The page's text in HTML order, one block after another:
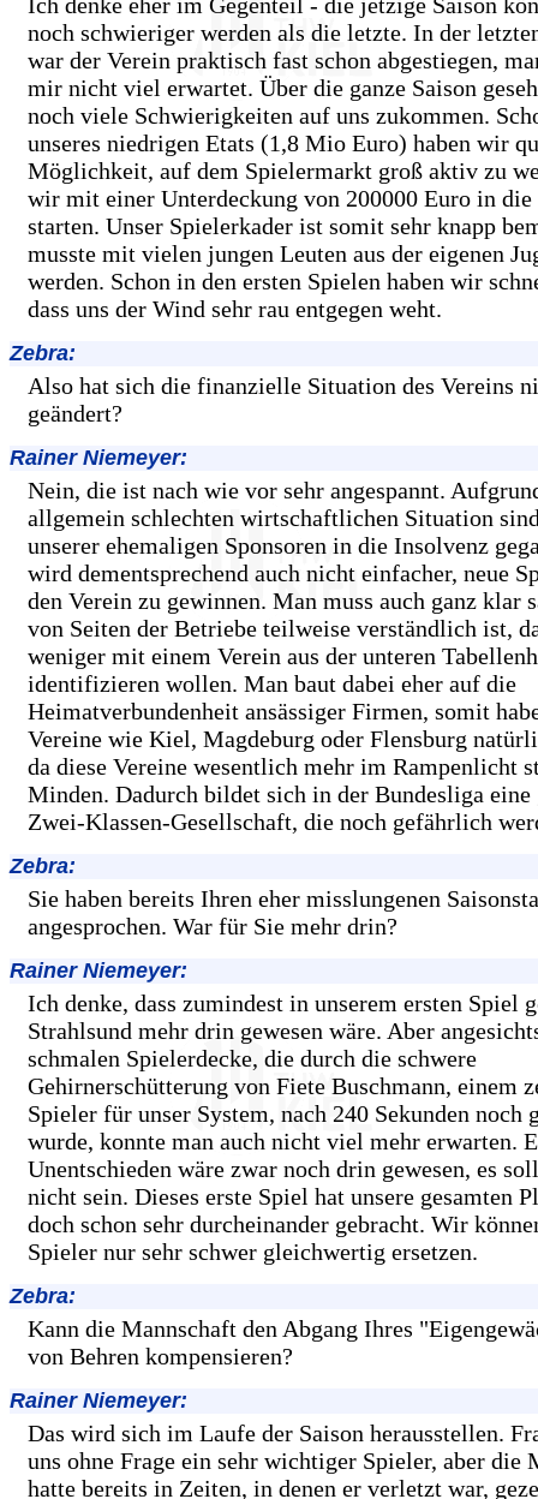
noch schwieriger werden als die letzte. In der
war der Verein praktisch fast schon abgestiegen,
mir nicht viel erwartet. Über die ganze Saison
noch viele Schwierigkeiten auf uns zukommen.
unseres niedrigen Etats (1,8 Mio Euro) haben wir
Möglichkeit, auf dem Spielermarkt groß aktiv zu
wir mit einer Unterdeckung von 200000 Euro in die
starten. Unser Spielerkader ist somit sehr knapp
musste mit vielen jungen Leuten aus der eigenen
werden. Schon in den ersten Spielen haben wir
dass uns der Wind sehr rau entgegen weht.
Zebra:
Also hat sich die finanzielle Situation des Vereins
geändert?
Rainer Niemeyer:
Nein, die ist nach wie vor sehr angespannt.
allgemein schlechten wirtschaftlichen Situation
unserer ehemaligen Sponsoren in die Insolvenz
wird dementsprechend auch nicht einfacher, neue
den Verein zu gewinnen. Man muss auch ganz klar
von Seiten der Betriebe teilweise verständlich ist,
weniger mit einem Verein aus der unteren
identifizieren wollen. Man baut dabei eher auf die
Heimatverbundenheit ansässiger Firmen, somit
Vereine wie Kiel, Magdeburg oder Flensburg
da diese Vereine wesentlich mehr im Rampenlicht
Minden. Dadurch bildet sich in der Bundesliga eine
Zwei-Klassen-Gesellschaft, die noch gefährlich
Zebra:
Sie haben bereits Ihren eher misslungenen
angesprochen. War für Sie mehr drin?
Rainer Niemeyer:
Ich denke, dass zumindest in unserem ersten Spiel
Strahlsund mehr drin gewesen wäre. Aber
schmalen Spielerdecke, die durch die schwere
Gehirnerschütterung von Fiete Buschmann, einem
Spieler für unser System, nach 240 Sekunden noch
wurde, konnte man auch nicht viel mehr erwarten.
Unentschieden wäre zwar noch drin gewesen, es
nicht sein. Dieses erste Spiel hat unsere gesamten
doch schon sehr durcheinander gebracht. Wir
Spieler nur sehr schwer gleichwertig ersetzen.
Zebra:
Kann die Mannschaft den Abgang Ihres
von Behren kompensieren?
Rainer Niemeyer:
Das wird sich im Laufe der Saison herausstellen.
uns ohne Frage ein sehr wichtiger Spieler, aber die
hatte bereits in Zeiten, in denen er verletzt war,